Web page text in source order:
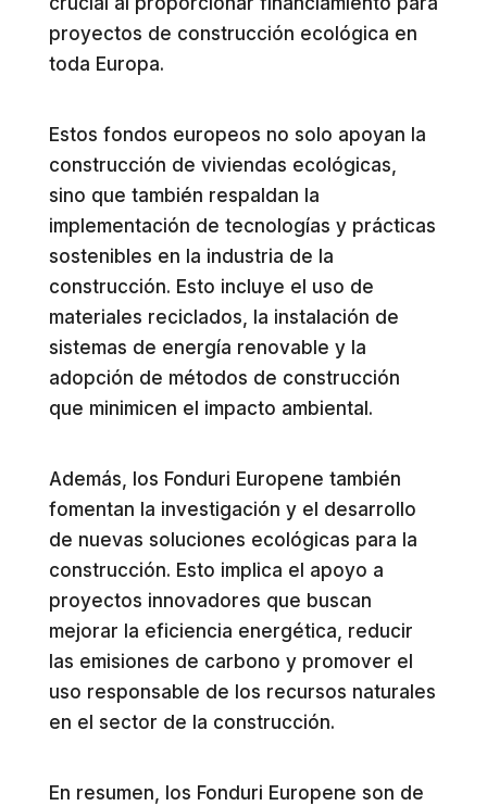
proyectos de construcción ecológica en
toda Europa.
Estos fondos europeos no solo apoyan la
construcción de viviendas ecológicas,
sino que también respaldan la
implementación de tecnologías y prácticas
sostenibles en la industria de la
construcción. Esto incluye el uso de
materiales reciclados, la instalación de
sistemas de energía renovable y la
adopción de métodos de construcción
que minimicen el impacto ambiental.
Además, los Fonduri Europene también
fomentan la investigación y el desarrollo
de nuevas soluciones ecológicas para la
construcción. Esto implica el apoyo a
proyectos innovadores que buscan
mejorar la eficiencia energética, reducir
las emisiones de carbono y promover el
uso responsable de los recursos naturales
en el sector de la construcción.
En resumen, los Fonduri Europene son de